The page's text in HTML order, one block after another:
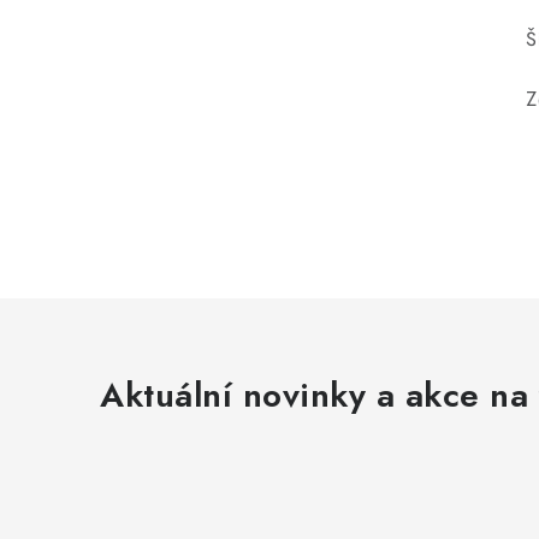
Aktuální novinky a akce na